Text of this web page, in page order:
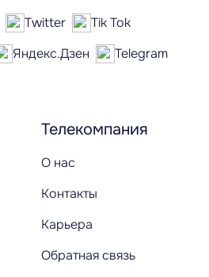
Телекомпания
О нас
Контакты
Карьера
Обратная связь
Twitter
Tik Tok
Яндекс.Дзен
Telegram